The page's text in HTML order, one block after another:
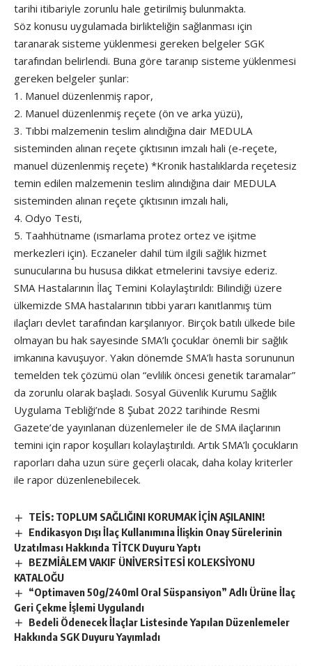
tarihi itibariyle zorunlu hale getirilmiş bulunmakta.
Söz konusu uygulamada birlikteliğin sağlanması için
taranarak sisteme yüklenmesi gereken belgeler SGK
tarafından belirlendi. Buna göre taranıp sisteme yüklenmesi
gereken belgeler şunlar:
1. Manuel düzenlenmiş rapor,
2. Manuel düzenlenmiş reçete (ön ve arka yüzü),
3. Tıbbi malzemenin teslim alındığına dair MEDULA
sisteminden alınan reçete çıktısının imzalı hali (e-reçete,
manuel düzenlenmiş reçete) *Kronik hastalıklarda reçetesiz
temin edilen malzemenin teslim alındığına dair MEDULA
sisteminden alınan reçete çıktısının imzalı hali,
4. Odyo Testi,
5. Taahhütname (ısmarlama protez ortez ve işitme
merkezleri için). Eczaneler dahil tüm ilgili sağlık hizmet
sunucularına bu hususa dikkat etmelerini tavsiye ederiz.
SMA Hastalarının İlaç Temini Kolaylaştırıldı: Bilindiği üzere
ülkemizde SMA hastalarının tıbbi yararı kanıtlanmış tüm
ilaçları devlet tarafından karşılanıyor. Birçok batılı ülkede bile
olmayan bu hak sayesinde SMA’lı çocuklar önemli bir sağlık
imkanına kavuşuyor. Yakın dönemde SMA’lı hasta sorununun
temelden tek çözümü olan “evlilik öncesi genetik taramalar”
da zorunlu olarak başladı. Sosyal Güvenlik Kurumu Sağlık
Uygulama Tebliği’nde 8 Şubat 2022 tarihinde Resmi
Gazete’de yayınlanan düzenlemeler ile de SMA ilaçlarının
temini için rapor koşulları kolaylaştırıldı. Artık SMA’lı çocukların
raporları daha uzun süre geçerli olacak, daha kolay kriterler
ile rapor düzenlenebilecek.
TEİS: TOPLUM SAĞLIĞINI KORUMAK İÇİN AŞILANIN!
Endikasyon Dışı İlaç Kullanımına İlişkin Onay Sürelerinin
Uzatılması Hakkında TİTCK Duyuru Yaptı
BEZMİÂLEM VAKIF ÜNİVERSİTESİ KOLEKSİYONU
KATALOĞU
“Optimaven 50g/240ml Oral Süspansiyon” Adlı Ürüne İlaç
Geri Çekme İşlemi Uygulandı
Bedeli Ödenecek İlaçlar Listesinde Yapılan Düzenlemeler
Hakkında SGK Duyuru Yayımladı